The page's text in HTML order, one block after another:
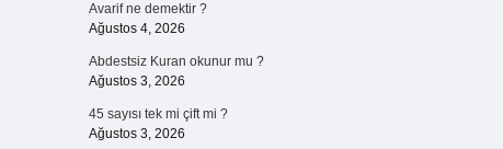
Avarif ne demektir ?
Ağustos 4, 2026
Abdestsiz Kuran okunur mu ?
Ağustos 3, 2026
45 sayısı tek mi çift mi ?
Ağustos 3, 2026